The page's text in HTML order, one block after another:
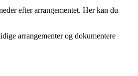
efter arrangementet. Her kan du
arrangementer og dokumentere